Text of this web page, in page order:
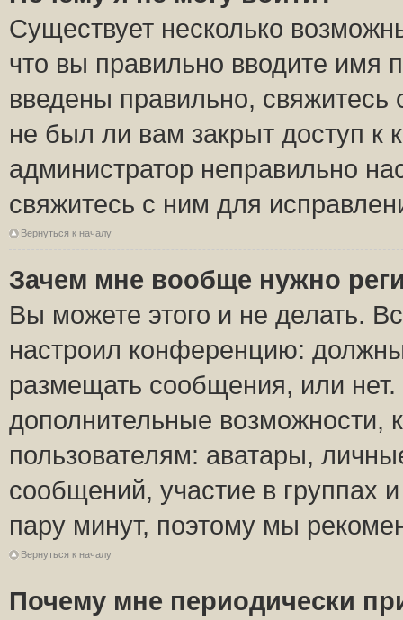
Существует несколько
что вы правильно вводите имя
введены правильно,
не был ли вам закрыт доступ к
администратор неправильно
свяжитесь с ним для
Вернуться к началу
Зачем мне вообще нужно
Вы можете этого и не делать.
настроил конференцию:
размещать сообщения, или
дополнительные возможности,
пользователям: аватары,
сообщений, участие в группах
пару минут, поэтому мы
Вернуться к началу
Почему мне периодически